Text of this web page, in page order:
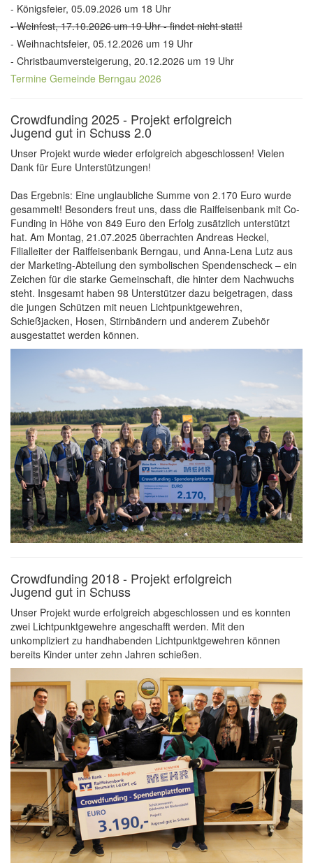
- Königsfeier, 05.09.2026 um 18 Uhr
- Weinfest, 17.10.2026 um 19 Uhr - findet nicht statt!
- Weihnachtsfeier, 05.12.2026 um 19 Uhr
- Christbaumversteigerung, 20.12.2026 um 19 Uhr
Termine Gemeinde Berngau 2026
Crowdfunding 2025 - Projekt erfolgreich
Jugend gut in Schuss 2.0
Unser Projekt wurde wieder erfolgreich abgeschlossen! Vielen
Dank für Eure Unterstützungen!
Das Ergebnis: Eine unglaubliche Summe von 2.170 Euro wurde
gesammelt! Besonders freut uns, dass die Raiffeisenbank mit Co-
Funding in Höhe von 849 Euro den Erfolg zusätzlich unterstützt
hat. Am Montag, 21.07.2025 überrachten Andreas Heckel,
Filialleiter der Raiffeisenbank Berngau, und Anna-Lena Lutz aus
der Marketing-Abteilung den symbolischen Spendenscheck – ein
Zeichen für die starke Gemeinschaft, die hinter dem Nachwuchs
steht. Insgesamt haben 98 Unterstützer dazu beigetragen, dass
die jungen Schützen mit neuen Lichtpunktgewehren,
Schießjacken, Hosen, Stirnbändern und anderem Zubehör
ausgestattet werden können.
Crowdfunding 2018 - Projekt erfolgreich
Jugend gut in Schuss
Unser Projekt wurde erfolgreich abgeschlossen und es konnten
zwei Lichtpunktgewehre angeschafft werden. Mit den
unkompliziert zu handhabenden Lichtpunktgewehren können
bereits Kinder unter zehn Jahren schießen.